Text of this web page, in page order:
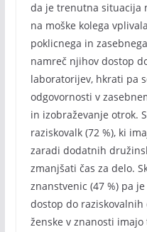
da je trenutna situacija
na moške kolega
poklicnega in
namreč njihov dostop
laboratorijev, hkrati pa
odgovornosti v
in izobraževanje otrok.
raziskovalk (72 %), ki
zaradi dodatnih
zmanjšati čas za delo.
znanstvenic (47 %) pa
dostop do raziskovalnih
ženske v znanosti